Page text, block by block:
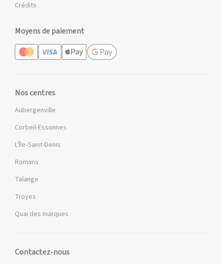
Crédits
Moyens de paiement
Nos centres
Aubergenville
Corbeil-Essonnes
L'Île-Saint-Denis
Romans
Talange
Troyes
Quai des marques
Contactez-nous